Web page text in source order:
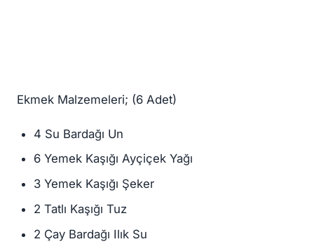
Ekmek Malzemeleri; (6 Adet)⠀
4 Su Bardağı Un
6 Yemek Kaşığı Ayçiçek Yağı
3 Yemek Kaşığı Şeker
2 Tatlı Kaşığı Tuz
2 Çay Bardağı Ilık Su